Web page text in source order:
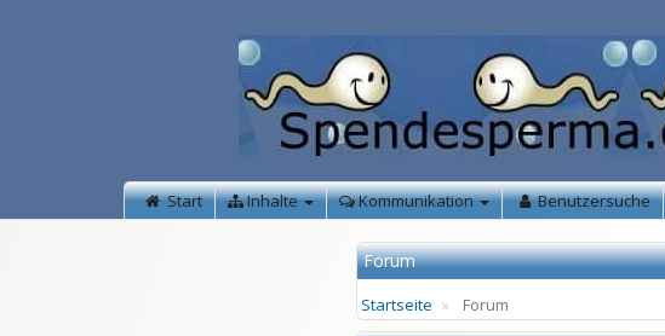
Start Inhalte Kommunikation Benutzersuche
Forum
Startseite Forum